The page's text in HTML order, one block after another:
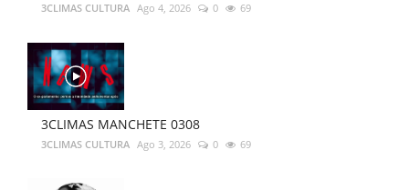
3CLIMAS CULTURA Ago 4, 2026 0 69
3CLIMAS MANCHETE 0308
3CLIMAS CULTURA Ago 3, 2026 0 69